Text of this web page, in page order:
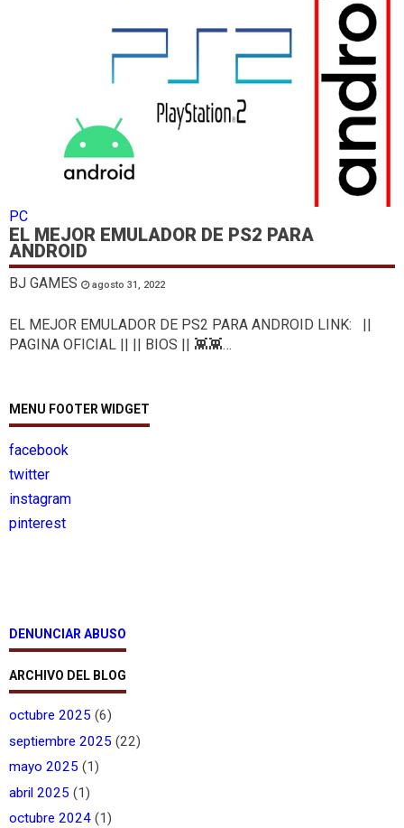
PC
EL MEJOR EMULADOR DE PS2 PARA
ANDROID
BJ GAMES agosto 31, 2022
EL MEJOR EMULADOR DE PS2 PARA ANDROID LINK: ||
PAGINA OFICIAL || || BIOS || 👾👾…
MENU FOOTER WIDGET
facebook
twitter
instagram
pinterest
DENUNCIAR ABUSO
ARCHIVO DEL BLOG
octubre 2025 (6)
septiembre 2025 (22)
mayo 2025 (1)
abril 2025 (1)
octubre 2024 (1)